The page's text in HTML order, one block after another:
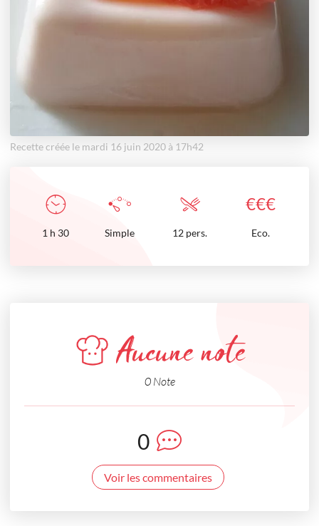
Recette créée le mardi 16 juin 2020 à 17h42
€€€
1 h 30 Simple 12 pers. Eco.
Aucune note
0 Note
0
Voir les commentaires